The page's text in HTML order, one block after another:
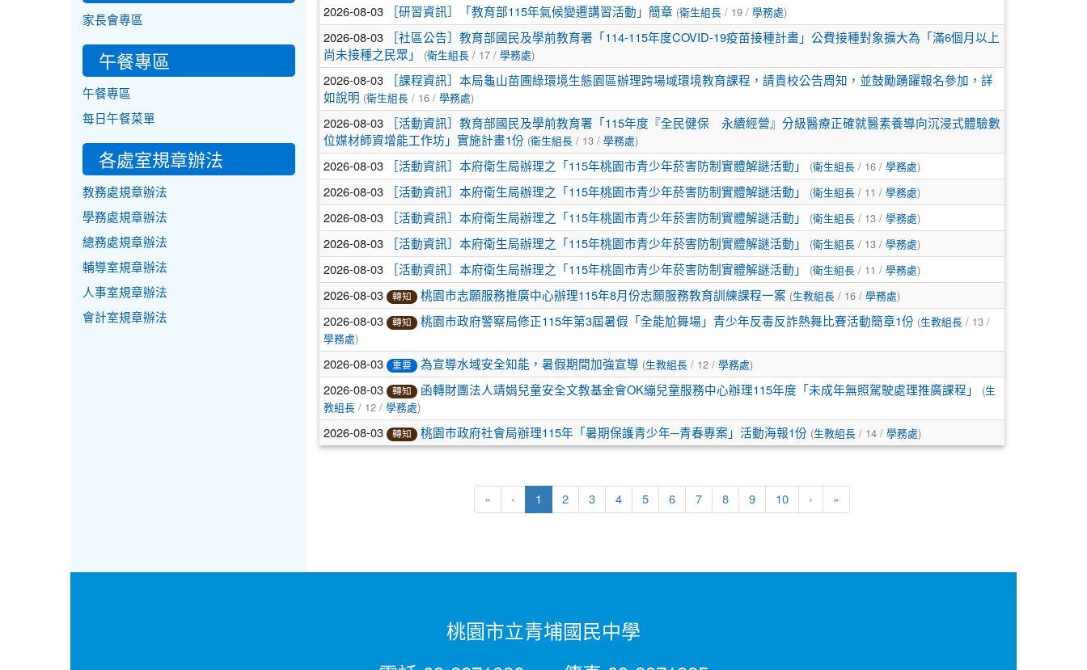
2026-08-03 ［研習資訊］「教育部115年氣候變遷講習活動」簡章 (衛生組長/ 19 / 學務處)
2026-08-03
［社區公告］教育部國民及學前教育署「114-115年度COVID-19疫苗接種計畫」公費接種對象擴大為「滿6個月以上
尚未接種之民眾」
(衛生組長/ 17 / 學務處)
2026-08-03
［課程資訊］本局龜山苗圃綠環境生態園區辦理跨場域環境教育課程，請貴校公告周知，並鼓勵踴躍報名參加，詳
如說明 (衛生組長/ 16 / 學務處)
2026-08-03
［活動資訊］教育部國民及學前教育署「115年度『全民健保 永續經營』分級醫療正確就醫素養導向沉浸式體驗數
位媒材師資增能工作坊」實施計畫1份 (衛生組長/ 13 / 學務處)
2026-08-03 ［活動資訊］本府衛生局辦理之「115年桃園市青少年菸害防制實體解謎活動」 (衛生組長/ 16 / 學務處)
2026-08-03 ［活動資訊］本府衛生局辦理之「115年桃園市青少年菸害防制實體解謎活動」 (衛生組長/ 11 / 學務處)
2026-08-03 ［活動資訊］本府衛生局辦理之「115年桃園市青少年菸害防制實體解謎活動」 (衛生組長/ 13 / 學務處)
2026-08-03 ［活動資訊］本府衛生局辦理之「115年桃園市青少年菸害防制實體解謎活動」 (衛生組長/ 13 / 學務處)
2026-08-03 ［活動資訊］本府衛生局辦理之「115年桃園市青少年菸害防制實體解謎活動」 (衛生組長/ 11 / 學務處)
2026-08-03 轉知 桃園市志願服務推廣中心辦理115年8月份志願服務教育訓練課程一案 (生教組長/ 16 / 學務處)
2026-08-03 轉知 桃園市政府警察局修正115年第3屆暑假「全能尬舞場」青少年反毒反詐熱舞比賽活動簡章1份 (生教組長/ 13 /
學務處)
2026-08-03 重要 為宣導水域安全知能，暑假期間加強宣導 (生教組長/ 12 / 學務處)
2026-08-03 轉知 函轉財團法人靖娟兒童安全文教基金會OK繃兒童服務中心辦理115年度「未成年無照駕駛處理推廣課程」 (生
教組長/ 12 / 學務處)
2026-08-03 轉知 桃園市政府社會局辦理115年「暑期保護青少年─青春專案」活動海報1份 (生教組長/ 14 / 學務處)
« ‹ 1 (current)
2 3 4 5 6 7 8 9 10 › »
家長會專區
午餐專區
午餐專區
每日午餐菜單
各處室規章辦法
教務處規章辦法
學務處規章辦法
總務處規章辦法
輔導室規章辦法
人事室規章辦法
會計室規章辦法
桃園市立青埔國民中學